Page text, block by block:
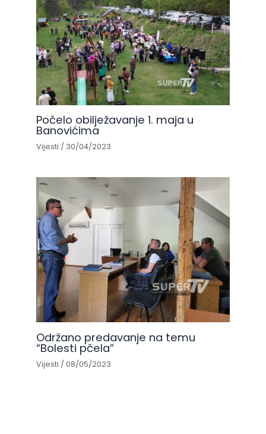
Počelo obilježavanje 1. maja u
Banovićima
Vijesti / 30/04/2023
Održano predavanje na temu
“Bolesti pčela”
Vijesti /08/05/2023